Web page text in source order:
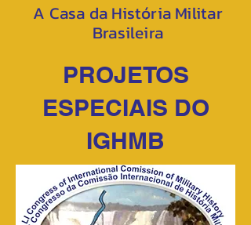
A Casa da História Militar
Brasileira
PROJETOS
ESPECIAIS DO
IGHMB